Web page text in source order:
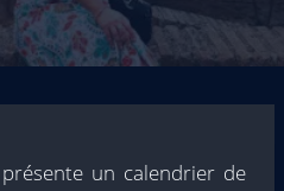
présente un calendrier de